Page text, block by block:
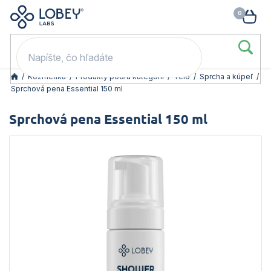
Prejsť
obsah
kódom LOB20 (nad 80 eur). 👉
/ Kozmetika / Produkty podľa kategórií / Telo / Sprcha a kúpeľ /
Sprchová pena Essential 150 ml
Sprchová pena Essential 150 ml